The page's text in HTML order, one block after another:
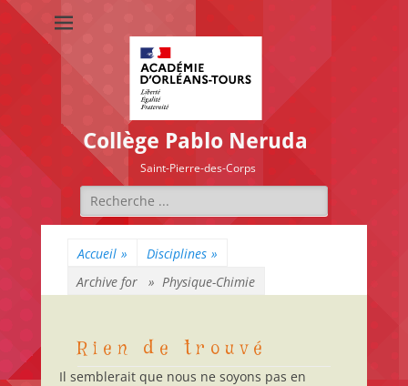
Collège Pablo Neruda
Saint-Pierre-des-Corps
Rechercher :
Accueil » Disciplines »
Archive for » Physique-Chimie
Rien de trouvé
Il semblerait que nous ne soyons pas en